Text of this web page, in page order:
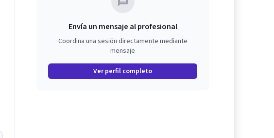
Envía un mensaje al profesional
Coordina una sesión directamente mediante
mensaje
Ver perfil completo